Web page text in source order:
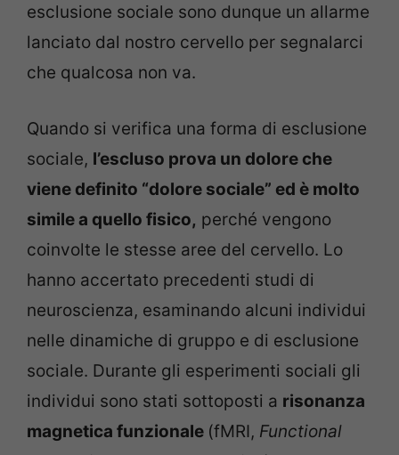
esclusione sociale sono dunque un allarme
lanciato dal nostro cervello per segnalarci
che qualcosa non va.
Quando si verifica una forma di esclusione
sociale, l’escluso prova un dolore che
viene definito “dolore sociale” ed è molto
simile a quello fisico, perché vengono
coinvolte le stesse aree del cervello. Lo
hanno accertato precedenti studi di
neuroscienza, esaminando alcuni individui
nelle dinamiche di gruppo e di esclusione
sociale. Durante gli esperimenti sociali gli
individui sono stati sottoposti a risonanza
magnetica funzionale (fMRI, Functional